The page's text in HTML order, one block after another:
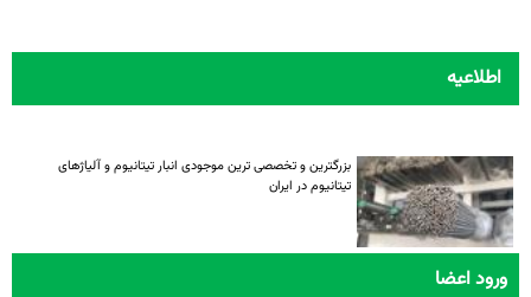
اطلاعیه
تیتانیوم در ایران
ورود اعضا